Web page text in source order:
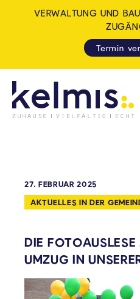
VERWALTUNG UND
Termin
27. FEBRUAR 2025
AKTUELLES IN DER
DIE
UMZUG IN